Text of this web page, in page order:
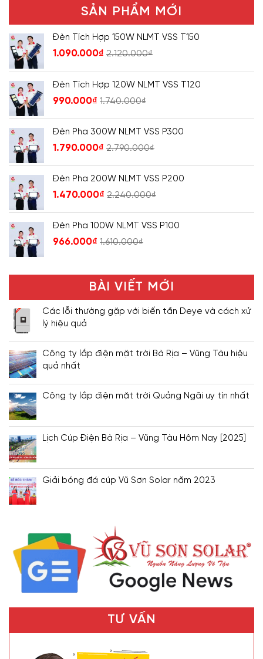
SẢN PHẨM MỚI
Đèn Tích Hợp 150W NLMT VSS T150
1.090.000₫ 2.120.000₫
Đèn Tích Hợp 120W NLMT VSS T120
990.000₫ 1.740.000₫
Đèn Pha 300W NLMT VSS P300
1.790.000₫ 2.790.000₫
Đèn Pha 200W NLMT VSS P200
1.470.000₫ 2.240.000₫
Đèn Pha 100W NLMT VSS P100
966.000₫ 1.610.000₫
BÀI VIẾT MỚI
Các lỗi thường gặp với biến tần Deye và cách xử
lý hiệu quả
Công ty lắp điện mặt trời Bà Rịa – Vũng Tàu hiệu
quả nhất
Công ty lắp điện mặt trời Quảng Ngãi uy tín nhất
Lịch Cúp Điện Bà Rịa – Vũng Tàu Hôm Nay [2025]
Giải bóng đá cúp Vũ Sơn Solar năm 2023
TƯ VẤN